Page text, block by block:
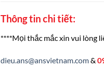
Thông tin chi tiết:
****Mọi thắc mắc xin vui lòng
dieu.ans@ansvietnam.com&